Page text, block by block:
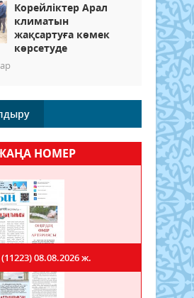
Корейліктер Арал
климатын
жақсартуға көмек
көрсетуде
НОМЕР
08.08.2026 ж.